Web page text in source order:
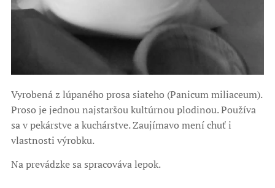
Vyrobená z lúpaného prosa siateho (Panicum miliaceum).
Proso je jednou najstaršou kultúrnou plodinou. Používa
sa v pekárstve a kuchárstve. Zaujímavo mení chuť i
vlastnosti výrobku.
Na prevádzke sa spracováva lepok.